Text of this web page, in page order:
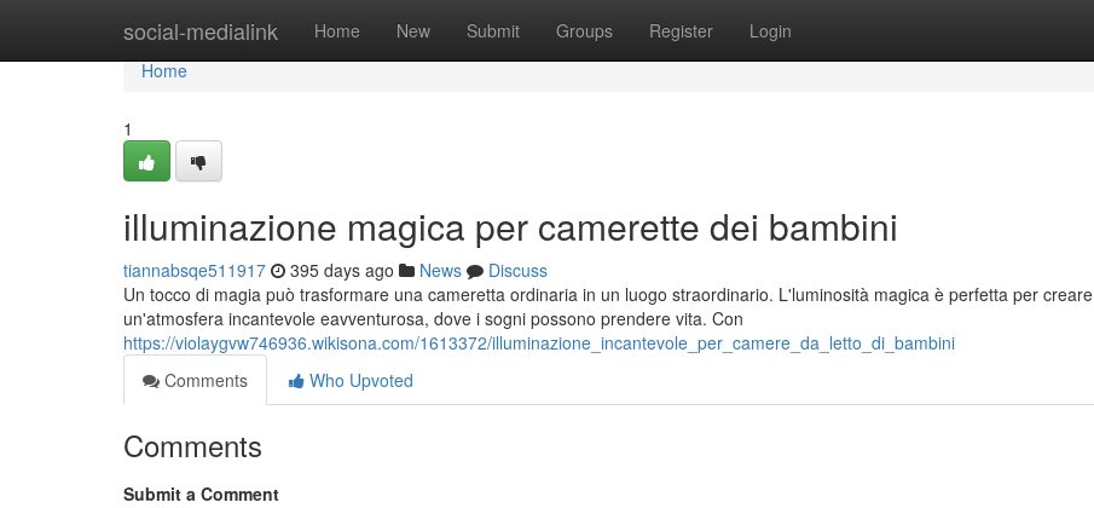
social-medialink Home New Submit Groups Register Login
Home
Home
1
illuminazione magica per camerette dei bambini
tiannabsqe511917 395 days ago News
Discuss
Un tocco di magia può trasformare una cameretta ordinaria in un luogo straordinario. L'luminosità magica è perfetta per creare
un'atmosfera incantevole eavventurosa, dove i sogni possono prendere vita. Con
https://violaygvw746936.wikisona.com/1613372/illuminazione_incantevole_per_camere_da_letto_di_bambini
Comments
Who Upvoted
Comments
Submit a Comment